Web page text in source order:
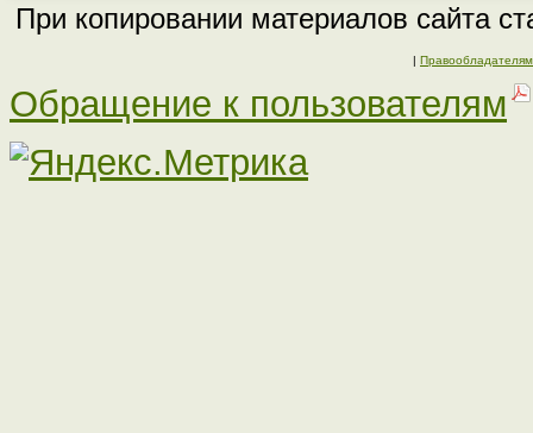
При копировании материалов сайта
| Правообладателям
Обращение к пользователям